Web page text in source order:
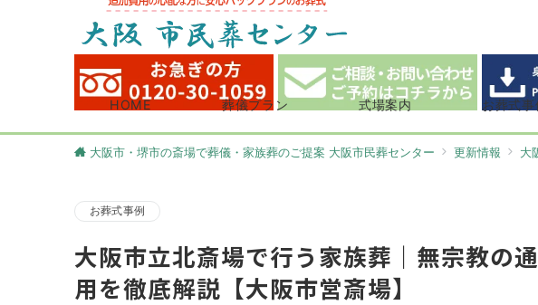
HOME 葬儀プラン 式場案内 お葬式事
大阪市・堺市の斎場で葬儀・家族葬のご提案 大阪市民葬センター 更新情報 大
お葬式事例
大阪市立北斎場で行う家族葬｜無宗教の
用を徹底解説【大阪市営斎場】